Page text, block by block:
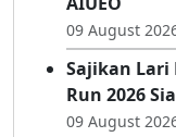
09 August
Sajikan Lari
Run 2026
09 August